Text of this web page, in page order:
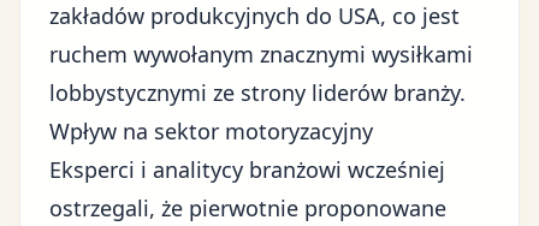
zakładów produkcyjnych do USA, co jest
ruchem wywołanym znacznymi wysiłkami
lobbystycznymi ze strony liderów branży.
Wpływ na sektor motoryzacyjny
Eksperci i analitycy branżowi wcześniej
ostrzegali, że pierwotnie proponowane